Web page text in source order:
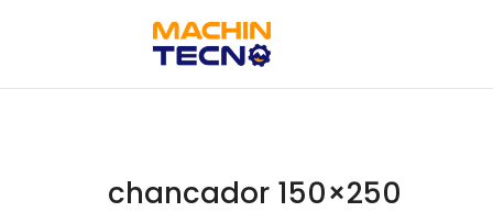
chancador 150×250